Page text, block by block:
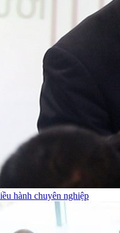
hành chuyên nghiệp